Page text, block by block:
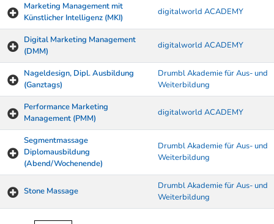
Marketing Management mit
Künstlicher Intelligenz (MKI)
digitalworld ACADEMY
Digital Marketing Management
(DMM)
digitalworld ACADEMY
Nageldesign, Dipl. Ausbildung
(Ganztags)
Drumbl Akademie für Aus- und
Weiterbildung
Performance Marketing
Management (PMM)
digitalworld ACADEMY
Segmentmassage
Diplomausbildung
(Abend/Wochenende)
Drumbl Akademie für Aus- und
Weiterbildung
Stone Massage
Drumbl Akademie für Aus- und
Weiterbildung